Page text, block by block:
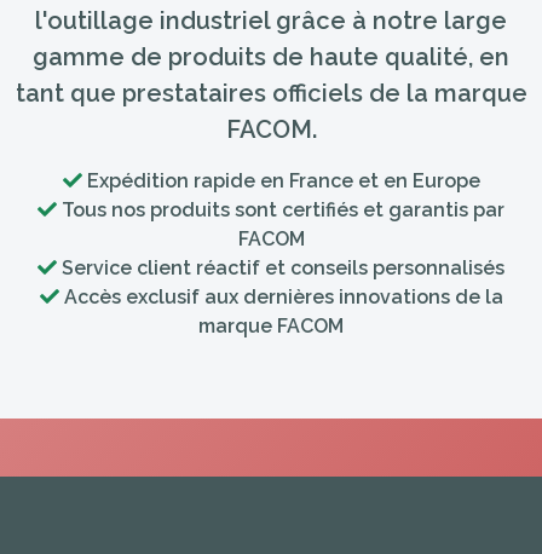
l'outillage industriel grâce à notre large
gamme de produits de haute qualité, en
tant que prestataires officiels de la marque
FACOM.
Expédition rapide en France et en Europe
Tous nos produits sont certifiés et garantis par
FACOM
Service client réactif et conseils personnalisés
Accès exclusif aux dernières innovations de la
marque FACOM